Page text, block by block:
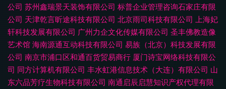
公司 苏州鑫瑞景天装饰有限公司 标普企业管理咨询石家庄有限
公司 天津乾言昕途科技有限公司 北京雨司科技有限公司 上海妃
轩科技发展有限公司 广州力企文化传媒有限公司 圣丰佛教造像
艺术馆 海南源通互动科技有限公司 易族（北京）科技发展有限
公司 南京市浦口区和通百货贸易商行 厦门诗宝网络科技有限公
司 同方计算机有限公司 丰水虹港信息技术（大连）有限公司 山
东六品芳疗生物科技有限公司 南通启辰启慧知识产权代理有限